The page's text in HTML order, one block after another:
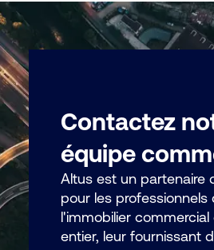
Contactez
équipe
Altus est un partenaire
pour les professionnels
l'immobilier
entier, leur fournissant